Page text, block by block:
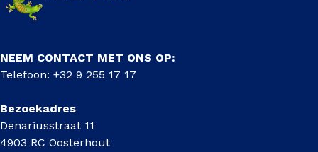
NEEM CONTACT MET ONS OP:
Telefoon: +32 9 255 17 17
Bezoekadres
Denariusstraat 11
4903 RC Oosterhout